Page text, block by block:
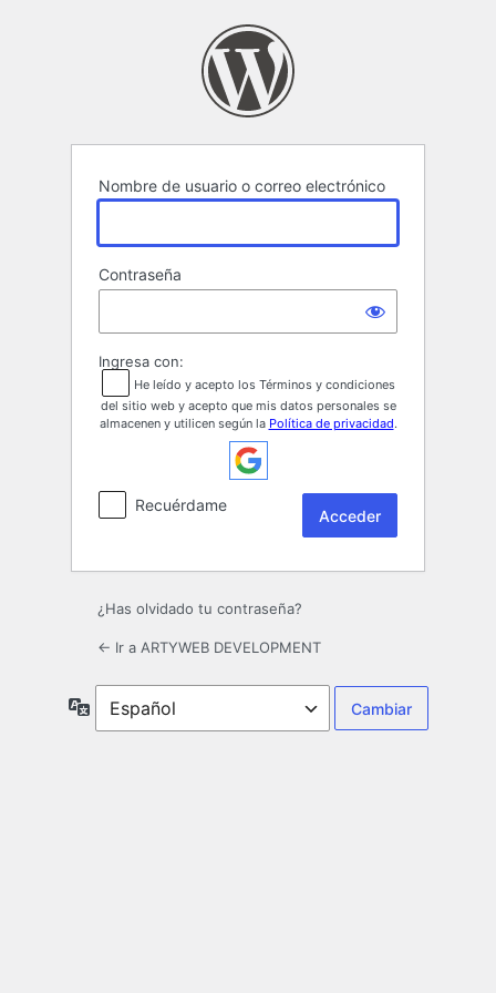
Nombre de usuario o correo electrónico
Contraseña
Ingresa con:
He leído y acepto los Términos y condiciones
del sitio web y acepto que mis datos personales se
almacenen y utilicen según la Política de privacidad.
Recuérdame
¿Has olvidado tu contraseña?
← Ir a ARTYWEB DEVELOPMENT
Idioma